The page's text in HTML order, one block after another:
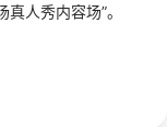
人秀内容场”。